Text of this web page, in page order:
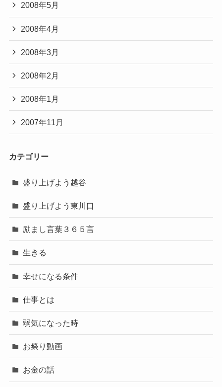
2008年5月
2008年4月
2008年3月
2008年2月
2008年1月
2007年11月
カテゴリー
盛り上げよう越谷
盛り上げよう東川口
励まし言葉３６５言
生きる
幸せになる条件
仕事とは
弱気になった時
お祭り動画
お金の話